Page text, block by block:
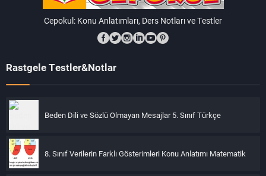
Cepokul: Konu Anlatımları, Ders Notları ve Testler
Rastgele Testler&Notlar
Beden Dili ve Sözlü Olmayan Mesajlar 5. Sınıf Türkçe
8. Sınıf Verilerin Farklı Gösterimleri Konu Anlatımı Matematik